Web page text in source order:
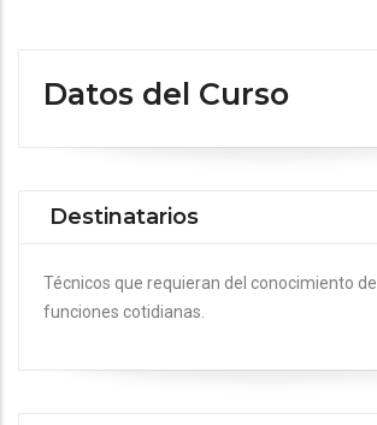
Datos del Curso
Destinatarios
Técnicos que requieran del conocimiento
funciones cotidianas.